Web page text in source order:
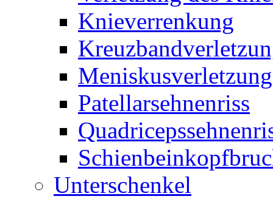
Knieverrenkung
Meniskusverletzung
Patellarsehnenriss
Unterschenkel